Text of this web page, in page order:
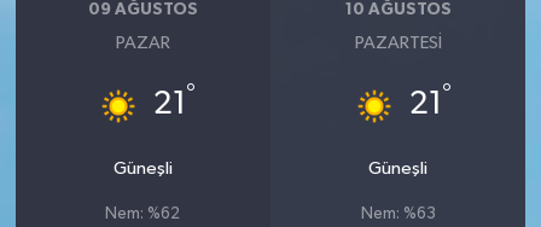
09 AĞUSTOS
PAZAR
21 °
Güneşli
Nem: %62
10 AĞUSTOS
PAZARTESI
21 °
Güneşli
Nem: %63